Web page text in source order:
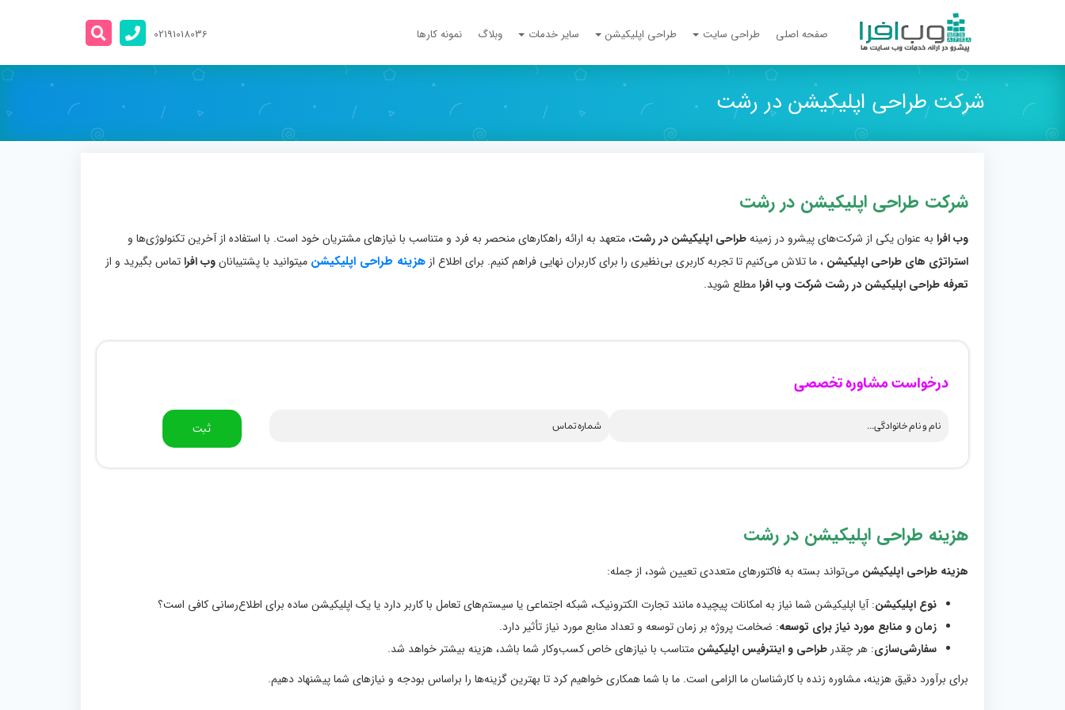
صفحه اصلی طراحی سایت طراحی اپلیکیشن سایر خدمات وبلاگ نمونه کارها 02191018036
شرکت طراحی اپلیکیشن در رشت
شرکت طراحی اپلیکیشن در رشت
وب افرا به عنوان یکی از شرکت‌های پیشرو در زمینهطراحی اپلیکیشن در رشت، متعهد به ارائه راهکارهای منحصر به فرد و متناسب با نیازهای مشتریان خود است. با استفاده از آخرین تکنولوژی‌ها و
استراتژی‌ های طراحی اپلیکیشن ، ما تلاش می‌کنیم تا تجربه کاربری بی‌نظیری را برای کاربران نهایی فراهم کنیم. برای اطلاع از هزینه طراحی اپلیکیشن میتوانید با پشتیبانانوب افراتماس بگیرید و از
تعرفه طراحی اپلیکیشن در رشت شرکت وب افرامطلع شوید.
درخواست مشاوره تخصصی
ثبت
هزینه طراحی اپلیکیشن در رشت
هزینه طراحی اپلیکیشن می‌تواند بسته به فاکتورهای متعددی تعیین شود، از جمله:
نوع اپلیکیشن: آیا اپلیکیشن شما نیاز به امکانات پیچیده مانند تجارت الکترونیک، شبکه اجتماعی یا سیستم‌های تعامل با کاربر دارد یا یک اپلیکیشن ساده برای اطلاع‌رسانی کافی است؟
زمان و منابع مورد نیاز برای توسعه: ضخامت پروژه بر زمان توسعه و تعداد منابع مورد نیاز تأثیر دارد.
سفارشی‌سازی: هر چقدر طراحی و اینترفیس اپلیکیشن متناسب با نیازهای خاص کسب‌وکار شما باشد، هزینه بیشتر خواهد شد.
برای برآورد دقیق هزینه، مشاوره زنده با کارشناسان ما الزامی است. ما با شما همکاری خواهیم کرد تا بهترین گزینه‌ها را براساس بودجه و نیازهای شما پیشنهاد دهیم.